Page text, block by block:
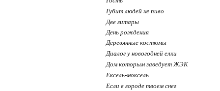
Губит людей не пиво
Две гитары
День рождения
Деревянные костюмы
Диалог у новогодней елки
Дом которым заведует ЖЭК
Ексель-моксель
Если в городе твоем снег